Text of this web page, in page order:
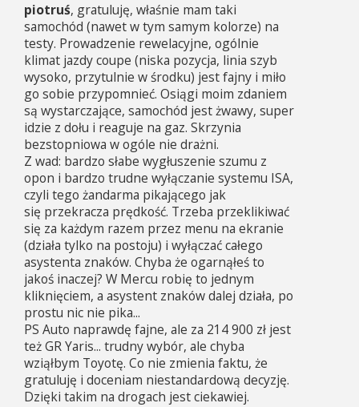
t
piotruś, gratuluję, właśnie mam taki
samochód (nawet w tym samym kolorze) na
testy. Prowadzenie rewelacyjne, ogólnie
klimat jazdy coupe (niska pozycja, linia szyb
wysoko, przytulnie w środku) jest fajny i miło
go sobie przypomnieć. Osiągi moim zdaniem
są wystarczające, samochód jest żwawy, super
idzie z dołu i reaguje na gaz. Skrzynia
bezstopniowa w ogóle nie drażni.
Z wad: bardzo słabe wygłuszenie szumu z
opon i bardzo trudne wyłączanie systemu ISA,
czyli tego żandarma pikającego jak
się przekracza prędkość. Trzeba przeklikiwać
się za każdym razem przez menu na ekranie
(działa tylko na postoju) i wyłączać całego
asystenta znaków. Chyba że ogarnąłeś to
jakoś inaczej? W Mercu robię to jednym
kliknięciem, a asystent znaków dalej działa, po
prostu nic nie pika...
PS Auto naprawdę fajne, ale za 214 900 zł jest
też GR Yaris... trudny wybór, ale chyba
wziąłbym Toyotę. Co nie zmienia faktu, że
gratuluję i doceniam niestandardową decyzję.
Dzięki takim na drogach jest ciekawiej.